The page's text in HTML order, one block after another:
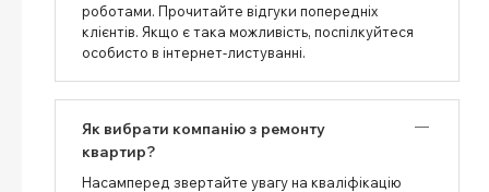
роботами. Прочитайте відгуки попередніх
клієнтів. Якщо є така можливість, поспілкуйтеся
особисто в інтернет-листуванні.
Як вибрати компанію з ремонту
квартир?
Насамперед звертайте увагу на кваліфікацію